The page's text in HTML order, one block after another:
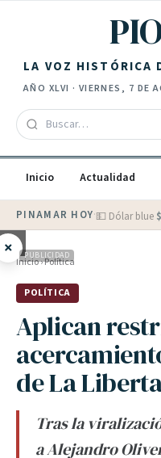
LA VOZ HISTÓRICA
AÑO XLVI · VIERNES, 7 DE
Inicio Actualidad
PINAMAR HOY·💵 Dólar blue $
× PUBLICIDAD
Inicio›Política
POLÍTICA
Aplican
de La
Tras la
a Alejandro